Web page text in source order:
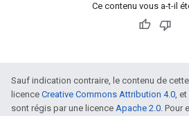
Ce contenu vous a-t-il
Sauf indication contraire, le contenu de
licence Creative Commons Attribution 4.0,
sont régis par une licence Apache 2.0. Pour